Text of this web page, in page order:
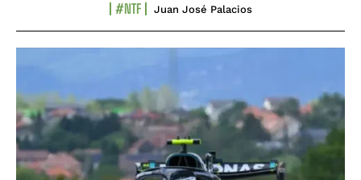
#NTF Juan José Palacios